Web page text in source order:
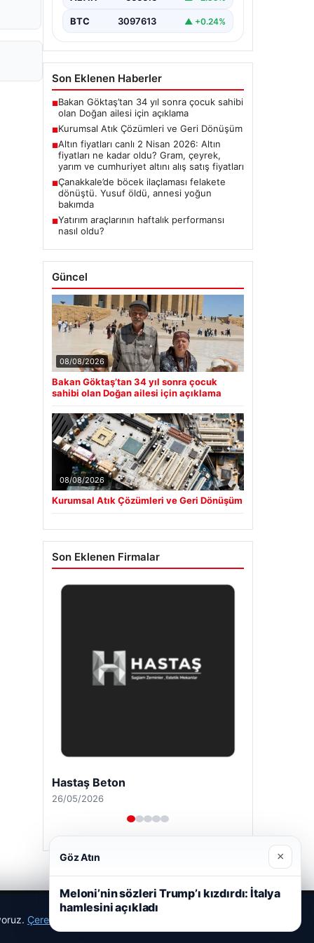
BTC 3097613 ▲ +0.24%
Son Eklenen Haberler
■Bakan Göktaş’tan 34 yıl sonra çocuk sahibi
olan Doğan ailesi için açıklama
■Kurumsal Atık Çözümleri ve Geri Dönüşüm
■Altın fiyatları canlı 2 Nisan 2026: Altın
fiyatları ne kadar oldu? Gram, çeyrek,
yarım ve cumhuriyet altını alış satış fiyatları
■Çanakkale’de böcek ilaçlaması felakete
dönüştü. Yusuf öldü, annesi yoğun
bakımda
■Yatırım araçlarının haftalık performansı
nasıl oldu?
Güncel
08/08/2026
Bakan Göktaş’tan 34 yıl sonra çocuk
sahibi olan Doğan ailesi için açıklama
08/08/2026
Kurumsal Atık Çözümleri ve Geri Dönüşüm
Son Eklenen Firmalar
Hastaş Beton
26/05/2026
Çerez Politikamız
Göz Atın ×
Meloni’nin sözleri Trump’ı kızdırdı: İtalya
hamlesini açıkladı